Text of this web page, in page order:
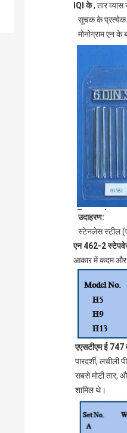
IQI के, तार
सूचक के प्रत्येक
मोनोग्राम एन
उदाहरण:
स्टेनलेस स्टील
एन 462-2
आकार में कदम और
एएसटीएम ई 747
पारदर्शी, लचीली
सबसे मोटी तार,
शामिल थे।